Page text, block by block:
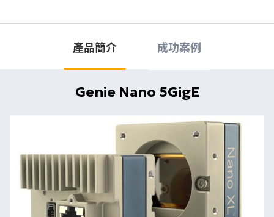
產品簡介 成功案例
Genie Nano 5GigE